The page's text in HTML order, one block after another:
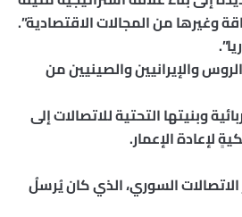
وغيرها من المجالات الاقتصادية”.
والإيرانيين والصينيين من
وبنيتها التحتية للاتصالات إلى
لإعادة الإعمار.
السوري، الذي كان يُرسلُ